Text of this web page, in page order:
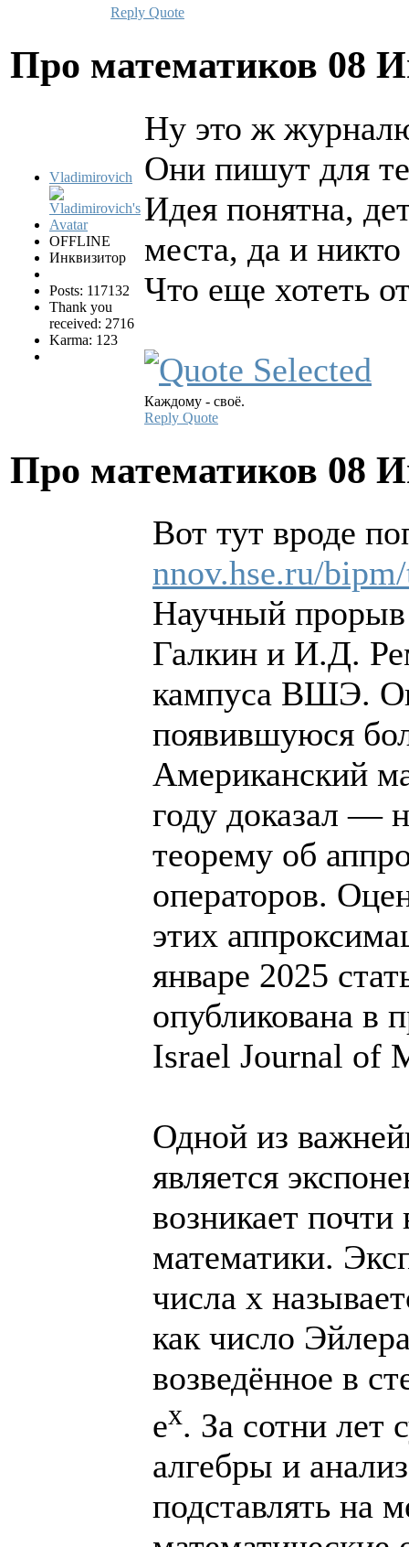
Reply Quote
Про математиков 08
Vladimirovich
OFFLINE
Инквизитор
Posts: 117132
Thank you
received: 2716
Karma: 123
Ну это ж
Они пишут для
Идея понятна,
места, да и
Что еще хотеть
Каждому - своё.
Reply Quote
Про математиков 08
Вот тут вроде
nnov.hse.ru/
Научный
Галкин и И.Д.
кампуса ВШЭ.
появившуюся
Американский
году доказал —
теорему об
операторов.
этих
январе 2025
опубликована в
Israel Journal of
Одной из
является
возникает
математики.
числа x
как число
возведённое в
ex. За сотни лет
алгебры и
подставлять на